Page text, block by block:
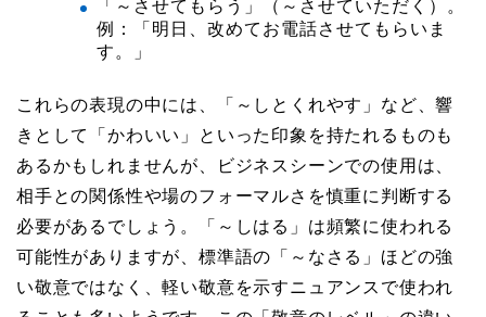
「～させてもらう」（～させていただく）。
例：「明日、改めてお電話させてもらいま
す。」
これらの表現の中には、「～しとくれやす」など、響
きとして「かわいい」といった印象を持たれるものも
あるかもしれませんが、ビジネスシーンでの使用は、
相手との関係性や場のフォーマルさを慎重に判断する
必要があるでしょう。「～しはる」は頻繁に使われる
可能性がありますが、標準語の「～なさる」ほどの強
い敬意ではなく、軽い敬意を示すニュアンスで使われ